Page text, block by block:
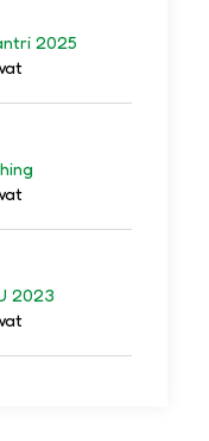
2025
2023